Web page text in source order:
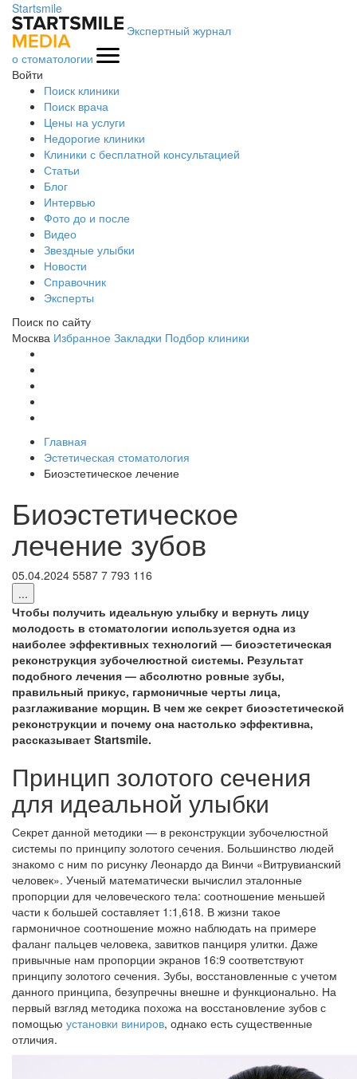
Startsmile
Экспертный журнал
о стоматологии
Войти
Поиск клиники
Поиск врача
Цены на услуги
Недорогие клиники
Клиники с бесплатной консультацией
Статьи
Блог
Интервью
Фото до и после
Видео
Звездные улыбки
Новости
Справочник
Эксперты
Поиск по сайту
Москва Избранное Закладки Подбор клиники
Главная
Эстетическая стоматология
Биоэстетическое лечение
Биоэстетическое
лечение зубов
05.04.2024 5587 7 793 116
...
Чтобы получить идеальную улыбку и вернуть лицу
молодость в стоматологии используется одна из
наиболее эффективных технологий — биоэстетическая
реконструкция зубочелюстной системы. Результат
подобного лечения — абсолютно ровные зубы,
правильный прикус, гармоничные черты лица,
разглаживание морщин. В чем же секрет биоэстетической
реконструкции и почему она настолько эффективна,
рассказывает Startsmile.
Принцип золотого сечения
для идеальной улыбки
Секрет данной методики — в реконструкции зубочелюстной
системы по принципу золотого сечения. Большинство людей
знакомо с ним по рисунку Леонардо да Винчи «Витрувианский
человек». Ученый математически вычислил эталонные
пропорции для человеческого тела: соотношение меньшей
части к большей составляет 1:1,618. В жизни такое
гармоничное соотношение можно наблюдать на примере
фаланг пальцев человека, завитков панциря улитки. Даже
привычные нам пропорции экранов 16:9 соответствуют
принципу золотого сечения. Зубы, восстановленные с учетом
данного принципа, безупречны внешне и функционально. На
первый взгляд методика похожа на восстановление зубов с
помощью установки виниров, однако есть существенные
отличия.